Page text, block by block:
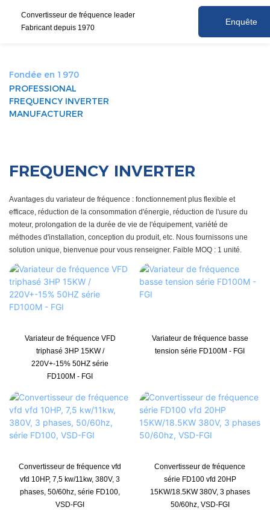
Convertisseur de fréquence leader
Fabricant depuis 1970
Enquête
Fondée en 1970
PROFESSIONAL
FREQUENCY INVERTER
MANUFACTURER
FREQUENCY INVERTER
Avantages du variateur de fréquence : fonctionnement plus flexible et
efficace, réduction de la consommation d'énergie, réduction de l'usure du
moteur, prolongation de la durée de vie de l'équipement, variété de
méthodes d'installation, conception du produit, etc. Nous fournissons une
solution unique, bienvenue pour vous renseigner. Faible MOQ : 1 unité.
Variateur de fréquence VFD
triphasé 3HP 15KW /
220V+-15% 50HZ série
FD100M - FGI
Variateur de fréquence basse
tension série FD100M - FGI
Convertisseur de fréquence vfd
vfd 10HP, 7,5 kw/11kw, 380V, 3
phases, 50/60hz, série FD100,
VSD-FGI
Convertisseur de fréquence
série FD100 vfd 20HP
15KW/18.5KW 380V, 3 phases
50/60hz, VSD-FGI